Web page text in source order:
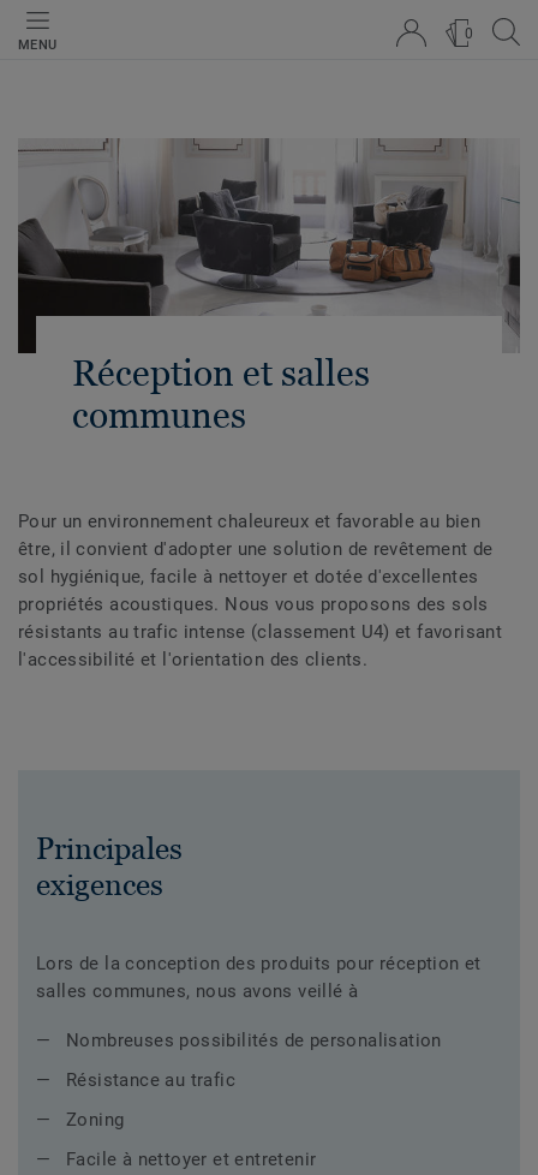
MENU
0
Réception et salles
communes
Pour un environnement chaleureux et favorable au bien
être, il convient d'adopter une solution de revêtement de
sol hygiénique, facile à nettoyer et dotée d'excellentes
propriétés acoustiques. Nous vous proposons des sols
résistants au trafic intense (classement U4) et favorisant
l'accessibilité et l'orientation des clients.
Principales
exigences
Lors de la conception des produits pour réception et
salles communes, nous avons veillé à
Nombreuses possibilités de personalisation
Résistance au trafic
Zoning
Facile à nettoyer et entretenir